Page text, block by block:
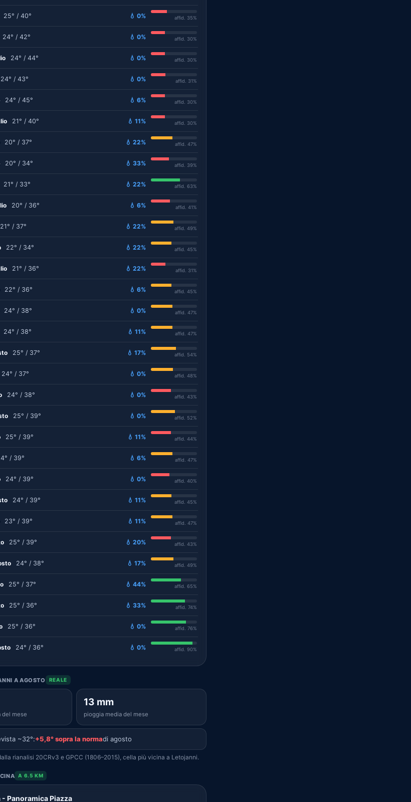
25° / 40° 💧 0% affid. 35%
24° / 42° 💧 0% affid. 30%
24° / 44° 💧 0% affid. 30%
24° / 43° 💧 0% affid. 31%
24° / 45° 💧 6% affid. 30%
21° / 40° 💧 11% affid. 30%
20° / 37° 💧 22% affid. 47%
20° / 34° 💧 33% affid. 39%
21° / 33° 💧 22% affid. 63%
20° / 36° 💧 6% affid. 41%
21° / 37° 💧 22% affid. 49%
22° / 34° 💧 22% affid. 45%
21° / 36° 💧 22% affid. 31%
22° / 36° 💧 6% affid. 45%
24° / 38° 💧 0% affid. 47%
24° / 38° 💧 11% affid. 47%
25° / 37° 💧 17% affid. 54%
24° / 37° 💧 0% affid. 48%
24° / 38° 💧 0% affid. 43%
25° / 39° 💧 0% affid. 52%
25° / 39° 💧 11% affid. 44%
/ 39° 💧 6% affid. 47%
24° / 39° 💧 0% affid. 40%
24° / 39° 💧 11% affid. 45%
23° / 39° 💧 11% affid. 47%
25° / 39° 💧 20% affid. 43%
24° / 38° 💧 17% affid. 49%
25° / 37° 💧 44% affid. 65%
25° / 36° 💧 33% affid. 74%
25° / 36° 💧 0% affid. 76%
24° / 36° 💧 0% affid. 90%
A AGOSTO REALE
del mese
13 mm
pioggia media del mese
~32°:+5,8° sopra la normadi agosto
rianalisi 20CRv3 e GPCC (1806–2015), cella più vicina a Letojanni.
A 6.5 KM
- Panoramica Piazza